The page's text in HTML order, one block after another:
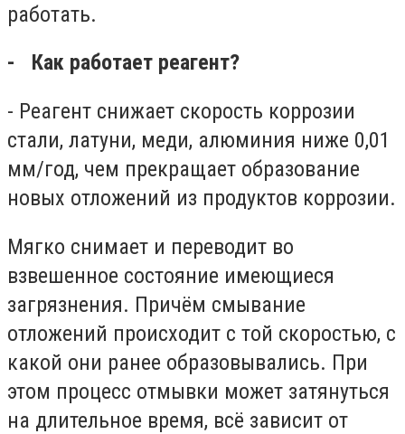
работать.
- Как работает реагент?
- Реагент снижает скорость коррозии
стали, латуни, меди, алюминия ниже 0,01
мм/год, чем прекращает образование
новых отложений из продуктов коррозии.
Мягко снимает и переводит во
взвешенное состояние имеющиеся
загрязнения. Причём смывание
отложений происходит с той скоростью, с
какой они ранее образовывались. При
этом процесс отмывки может затянуться
на длительное время, всё зависит от